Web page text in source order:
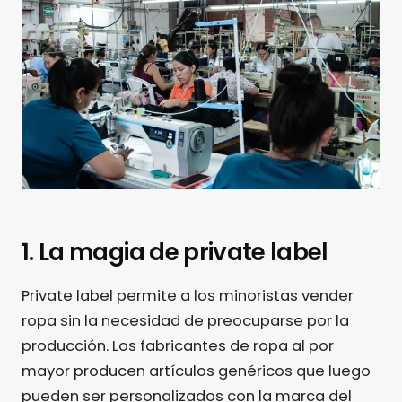
1. La magia de private label
Private label permite a los minoristas vender
ropa sin la necesidad de preocuparse por la
producción. Los fabricantes de ropa al por
mayor producen artículos genéricos que luego
pueden ser personalizados con la marca del